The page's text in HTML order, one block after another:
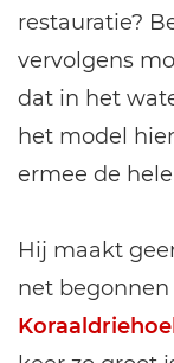
restauratie?
vervolgens
dat in het
het model
ermee de
Hij maakt
net